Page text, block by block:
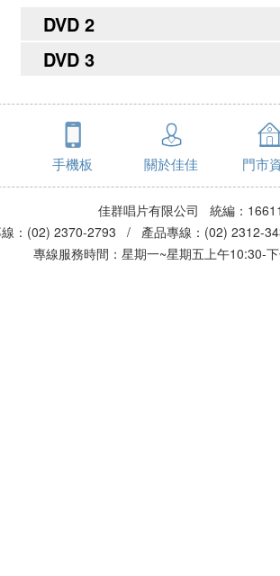
DVD 2
DVD 3
手機板 關於佳佳 門市
佳群唱片有限公司 統編：
線：(02) 2370-2793 / 產品專線：(02)
專線服務時間：星期一~星期五上午10:30-